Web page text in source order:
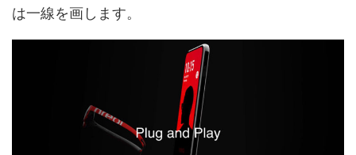
は一線を画します。